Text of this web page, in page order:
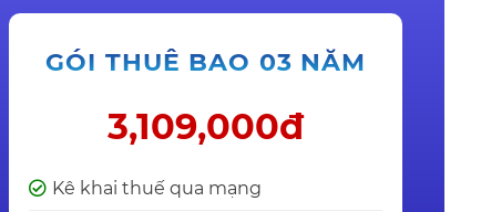
GÓI THUÊ BAO 03 NĂM
3,109,000đ
Kê khai thuế qua mạng